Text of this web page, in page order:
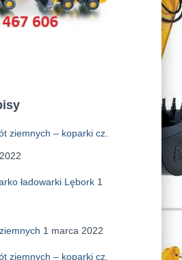
ziemnych – koparki cz.
ładowarki Lębork 1
1 marca 2022
ziemnych – koparki cz.